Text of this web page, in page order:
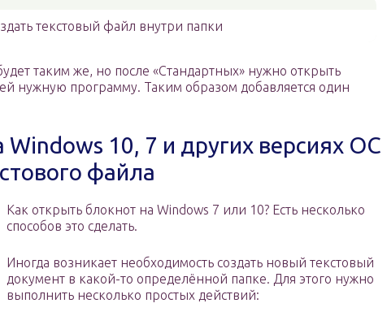
текстовый файл внутри папки
таким же, но после «Стандартных» нужно открыть
нужную программу. Таким образом добавляется один
Windows 10, 7 и других версиях ОС
файла
Как открыть блокнот на Windows 7 или 10? Есть несколько
способов это сделать.
Иногда возникает необходимость создать новый текстовый
документ в какой-то определённой папке. Для этого нужно
выполнить несколько простых действий: